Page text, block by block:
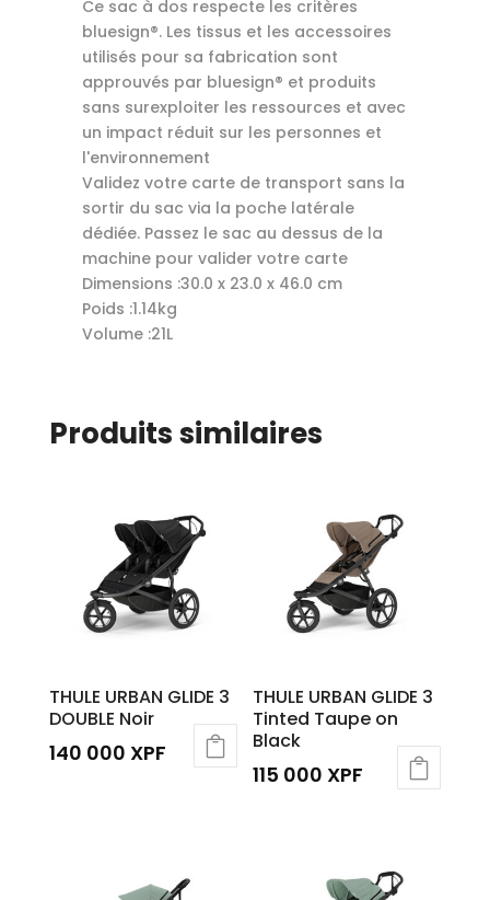
Ce sac à dos respecte les critères
bluesign®. Les tissus et les accessoires
utilisés pour sa fabrication sont
approuvés par bluesign® et produits
sans surexploiter les ressources et avec
un impact réduit sur les personnes et
l'environnement
Validez votre carte de transport sans la
sortir du sac via la poche latérale
dédiée. Passez le sac au dessus de la
machine pour valider votre carte
Dimensions :30.0 x 23.0 x 46.0 cm
Poids :1.14kg
Volume :21L
Produits similaires
THULE URBAN GLIDE 3
DOUBLE Noir
140 000 XPF
THULE URBAN GLIDE 3
Tinted Taupe on
Black
115 000 XPF